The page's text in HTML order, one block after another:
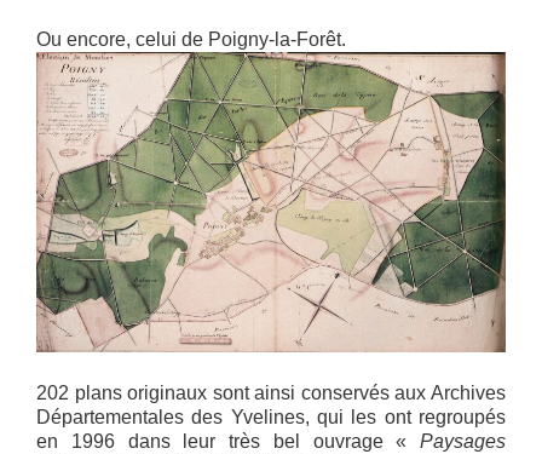
Ou encore, celui de Poigny-la-Forêt.
202 plans originaux sont ainsi conservés aux Archives
Départementales des Yvelines, qui les ont regroupés
en 1996 dans leur très bel ouvrage « Paysages